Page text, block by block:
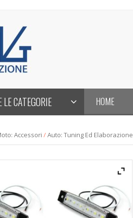
CATEGORIE HOME
Accessori /Auto: Tuning Ed Elaborazione